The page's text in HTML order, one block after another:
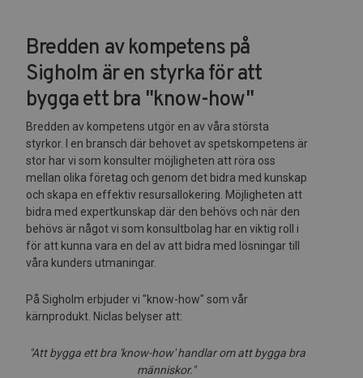
Bredden av kompetens på
Sigholm är en styrka för att
bygga ett bra "know-how"
Bredden av kompetens utgör en av våra största
styrkor. I en bransch där behovet av spetskompetens är
stor har vi som konsulter möjligheten att röra oss
mellan olika företag och genom det bidra med kunskap
och skapa en effektiv resursallokering. Möjligheten att
bidra med expertkunskap där den behövs och när den
behövs är något vi som konsultbolag har en viktig roll i
för att kunna vara en del av att bidra med lösningar till
våra kunders utmaningar.
På Sigholm erbjuder vi "know-how" som vår
kärnprodukt. Niclas belyser att:
"Att bygga ett bra 'know-how' handlar om att bygga bra
människor."